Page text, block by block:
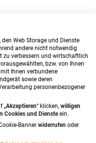
Web Storage und Dienste
andere nicht notwendig
zu verbessern und wirtschaftlich
bzw. von Ihnen
Ihnen verbundene
sowie deren
personenbezogener
„Akzeptieren“ klicken, willigen
Cookies und Diensteein.
Banner widerrufen oder